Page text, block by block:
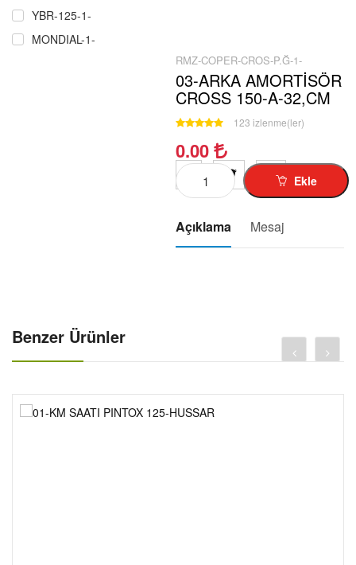
YBR-125-1-
MONDIAL-1-
ÇELIK-CRW-MARTIAN-MAXI-1-
PEGO-103-1-
ELEKT-BISIKLET-1-
MOTOR DIŞ LASTIK-1-
RMZ-COPER-CROS-P.Ğ-1-
03-ARKA AMORTİSÖR
CROSS 150-A-32,CM
123 izlenme(ler)
0.00
Ekle
Açıklama Mesaj
Benzer Ürünler